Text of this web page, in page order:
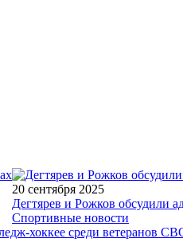
20 сентября 2025
Дегтярев и Рожков обсудили
Спортивные новости